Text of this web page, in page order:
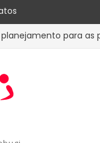
para as